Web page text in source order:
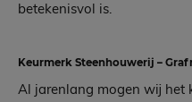
betekenisvol is.
Keurmerk Steenhouwerij –
Al jarenlang mogen wij het